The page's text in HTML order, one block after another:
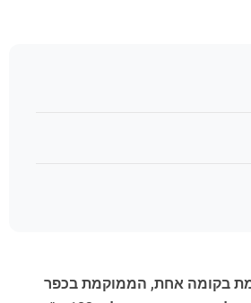
בקומה אחת, הממוקמת בכפר